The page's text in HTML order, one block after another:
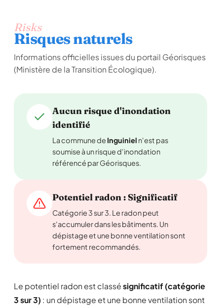
Risks
Risques naturels
Informations officielles issues du portail Géorisques
(Ministère de la Transition Écologique).
Aucun risque d'inondation
identifié
La commune de Inguiniel n'est pas
soumise à un risque d'inondation
référencé par Géorisques.
Potentiel radon : Significatif
Catégorie 3 sur 3. Le radon peut
s'accumuler dans les bâtiments. Un
dépistage et une bonne ventilation sont
fortement recommandés.
Le potentiel radon est classésignificatif (catégorie
3 sur 3) : un dépistage et une bonne ventilation sont